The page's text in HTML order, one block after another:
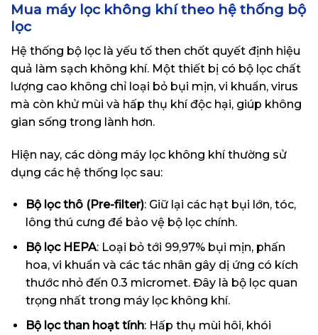
Mua máy lọc không khí theo hệ thống bộ
lọc
Hệ thống bộ lọc là yếu tố then chốt quyết định hiệu
quả làm sạch không khí. Một thiết bị có bộ lọc chất
lượng cao không chỉ loại bỏ bụi mịn, vi khuẩn, virus
mà còn khử mùi và hấp thụ khí độc hại, giúp không
gian sống trong lành hơn.
Hiện nay, các dòng máy lọc không khí thường sử
dụng các hệ thống lọc sau:
Bộ lọc thô (Pre-filter): Giữ lại các hạt bụi lớn, tóc,
lông thú cưng để bảo vệ bộ lọc chính.
Bộ lọc HEPA: Loại bỏ tới 99,97% bụi mịn, phấn
hoa, vi khuẩn và các tác nhân gây dị ứng có kích
thước nhỏ đến 0.3 micromet. Đây là bộ lọc quan
trọng nhất trong máy lọc không khí.
Bộ lọc than hoạt tính: Hấp thụ mùi hôi, khói